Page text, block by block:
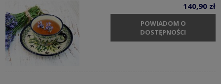
140,90 zł
POWIADOM O
DOSTĘPNOŚCI